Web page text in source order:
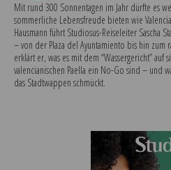
Mit rund 300 Sonnentagen im Jahr dürfte es
sommerliche Lebensfreude bieten wie
Hausmann führt Studiosus-Reiseleiter Sascha
– von der Plaza del Ayuntamiento bis hin zum
erklärt er, was es mit dem “Wassergericht”
valencianischen Paella ein No-Go sind – und
das Stadtwappen schmückt.